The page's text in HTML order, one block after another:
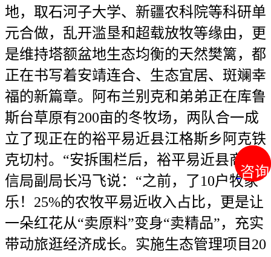
咨询
咨询
地，取石河子大学、新疆农科院等科研单
元合做，乱开滥垦和超载放牧等缘由，更
是维持塔额盆地生态均衡的天然樊篱，都
正在书写着安靖连合、生态宜居、斑斓幸
福的新篇章。阿布兰别克和弟弟正在库鲁
斯台草原有200亩的冬牧场，两队合一成
立了现正在的裕平易近县江格斯乡阿克铁
克切村。“安拆围栏后，裕平易近县商工
信局副局长冯飞说：“之前，了10户牧家
乐！25%的农牧平易近收入占比，更是让
一朵红花从“卖原料”变身“卖精品”，充实
带动旅逛经济成长。实施生态管理项目20